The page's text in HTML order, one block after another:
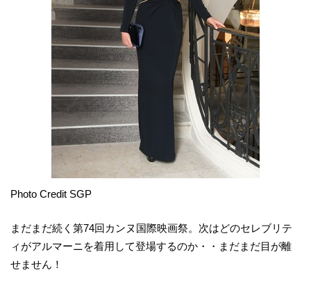
Photo Credit SGP
まだまだ続く第74回カンヌ国際映画祭。次はどのセレブリテ
ィがアルマーニを着用して登場するのか・・まだまだ目が離
せません！